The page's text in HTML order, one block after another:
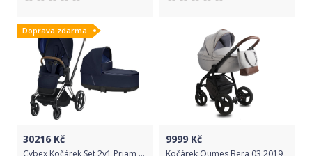
Doprava zdarma
30216 Kč
Cybex Kočárek Set 2v1 Priam 2019 Podvozek Chrome Brown + Seat Pack + Lux
9999 Kč
Kočárek Qumes Bera 03 2019